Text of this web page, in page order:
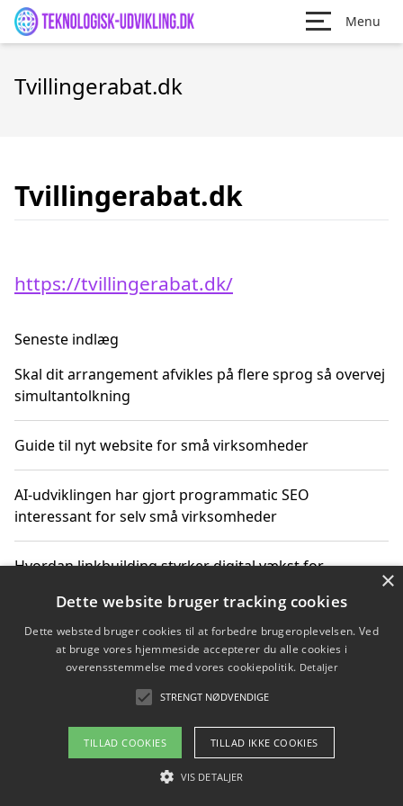
Menu
Tvillingerabat.dk
Tvillingerabat.dk
https://tvillingerabat.dk/
Seneste indlæg
Skal dit arrangement afvikles på flere sprog så overvej
simultantolkning
Guide til nyt website for små virksomheder
AI-udviklingen har gjort programmatic SEO
interessant for selv små virksomheder
Hvordan linkbuilding styrker digital vækst for
Sådan har udviklingen inden for genbrug af elektronik
ændret sig
Copyright 2026 - Pilanto Aps
Om / kontakt
×
Dette website bruger tracking cookies
Dette websted bruger cookies til at forbedre brugeroplevelsen. Ved
at bruge vores hjemmeside accepterer du alle cookies i
overensstemmelse med vores cookiepolitik. Detaljer
STRENGT NØDVENDIGE
TILLAD COOKIES TILLAD IKKE COOKIES
VIS DETALJER